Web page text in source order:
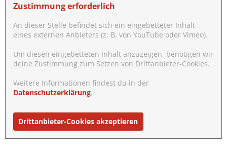
Zustimmung erforderlich
An dieser Stelle befindet sich ein eingebetteter Inhalt
eines externen Anbieters (z. B. von YouTube oder Vimeo).
Um diesen eingebetteten Inhalt anzuzeigen, benötigen wir
deine Zustimmung zum Setzen von Drittanbieter-Cookies.
Weitere Informationen findest du in der
Datenschutzerklärung.
Drittanbieter-Cookies akzeptieren